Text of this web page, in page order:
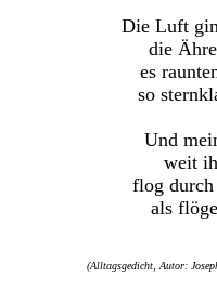
Die Luft
die
es
so
Und
weit
flog
als
(Alltagsgedicht, Autor: